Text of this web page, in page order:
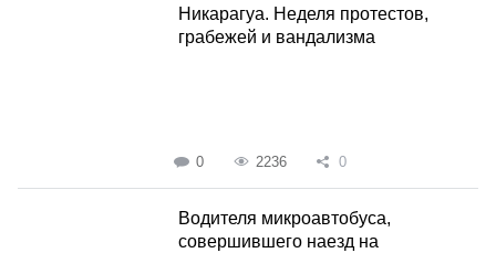
Никарагуа. Неделя протестов,
грабежей и вандализма
0 2236 0
Водителя микроавтобуса,
совершившего наезд на